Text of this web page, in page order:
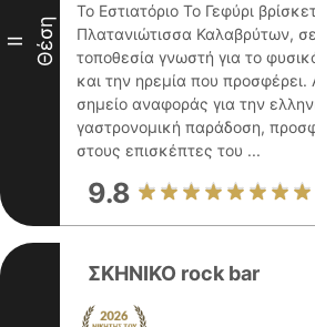
II Θέση
Το Εστιατόριο Το Γεφύρι
Πλατανιώτισσα Καλαβρύτων,
τοποθεσία γνωστή για το
και την ηρεμία που προσφέρει.
σημείο αναφοράς για την
γαστρονομική παράδοση,
στους επισκέπτες του ...
9.8
ΣΚΗΝΙΚΟ rock bar